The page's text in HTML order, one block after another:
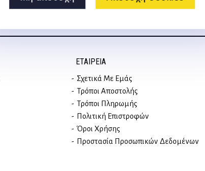
ΕΤΑΙΡΕΊΑ
Σχετικά Με Εμάς
Τρόποι Αποστολής
Τρόποι Πληρωμής
Πολιτική Επιστροφών
Όροι Χρήσης
Προστασία Προσωπικών Δεδομένων